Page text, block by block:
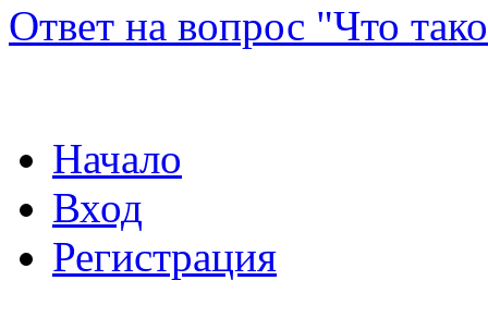
Ответ на вопрос "Что
Начало
Вход
Регистрация